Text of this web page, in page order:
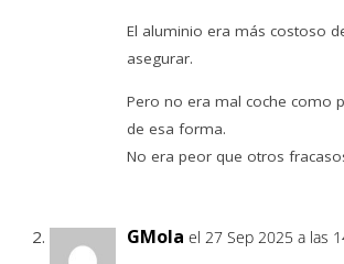
El aluminio era más costoso
asegurar.
Pero no era mal coche como
de esa forma.
No era peor que otros
GMola el 27 Sep 2025 a las